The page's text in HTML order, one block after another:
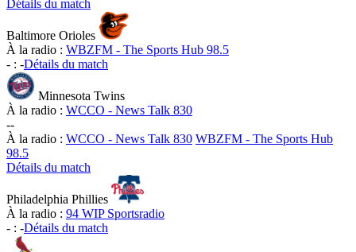
Détails du match
Baltimore Orioles
À la radio : WBZFM - The Sports Hub 98.5
- : -Détails du match
Minnesota Twins
À la radio : WCCO - News Talk 830
--
À la radio : WCCO - News Talk 830 WBZFM - The Sports Hub
98.5
Détails du match
Philadelphia Phillies
À la radio : 94 WIP Sportsradio
- : -Détails du match